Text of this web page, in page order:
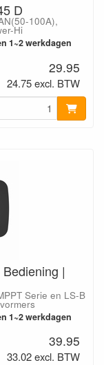
D
100A),
Hi
1~2 werkdagen
29.95
24.75 excl. BTW
|
Serie en LS-B
1~2 werkdagen
39.95
33.02 excl. BTW